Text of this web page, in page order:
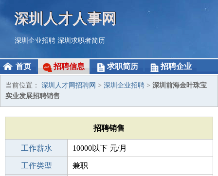
深圳人才人事网
深圳企业招聘 深圳求职者简历
首页 招聘信息 求职简历 招聘企业
当前位置： 深圳人才网招聘网 > 深圳企业招聘 > 深圳前海金叶珠宝
实业发展招聘销售
招聘销售
工作薪水 10000以下 元/月
招聘人数 若干
工作类型 兼职